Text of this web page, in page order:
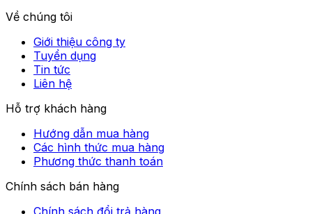
Về chúng tôi
Giới thiệu công ty
Tuyển dụng
Tin tức
Liên hệ
Hỗ trợ khách hàng
Hướng dẫn mua hàng
Các hình thức mua hàng
Phương thức thanh toán
Chính sách bán hàng